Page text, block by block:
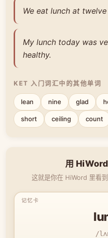
We eat lunch at
My lunch today was
healthy.
KET 入门词汇中的其他单词
lean nine glad
short ceiling count
用
这就是你在 HiWord 里看
/